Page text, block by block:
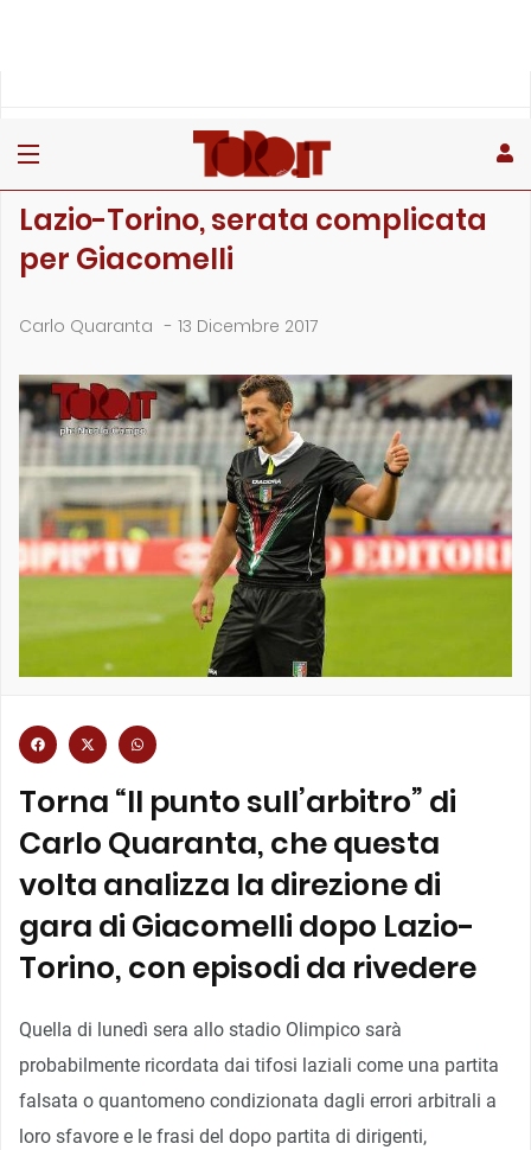
»
Lazio-Torino, serata complicata
per Giacomelli
Carlo Quaranta - 13 Dicembre 2017
Torna “Il punto sull’arbitro” di
Carlo Quaranta, che questa
volta analizza la direzione di
gara di Giacomelli dopo Lazio-
Torino, con episodi da rivedere
Quella di lunedì sera allo stadio Olimpico sarà
probabilmente ricordata dai tifosi laziali come una partita
falsata o quantomeno condizionata dagli errori arbitrali a
loro sfavore e le frasi del dopo partita di dirigenti,